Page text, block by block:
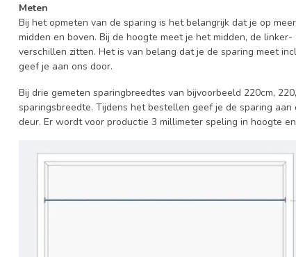
Meten
Bij het opmeten van de sparing is het belangrijk dat je op
midden en boven. Bij de hoogte meet je het midden, de
verschillen zitten. Het is van belang dat je de sparing meet
geef je aan ons door.
Bij drie gemeten sparingbreedtes van bijvoorbeeld 220cm,
sparingsbreedte. Tijdens het bestellen geef je de sparing
deur. Er wordt voor productie 3 millimeter speling in hoogte